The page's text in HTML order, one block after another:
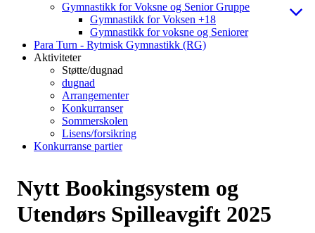
Gymnastikk for Voksne og Senior Gruppe
Gymnastikk for Voksen +18
Gymnastikk for voksne og Seniorer
Para Turn - Rytmisk Gymnastikk (RG)
Aktiviteter
Støtte/dugnad
dugnad
Arrangementer
Konkurranser
Sommerskolen
Lisens/forsikring
Konkurranse partier
Nytt Bookingsystem og
Utendørs Spilleavgift 2025